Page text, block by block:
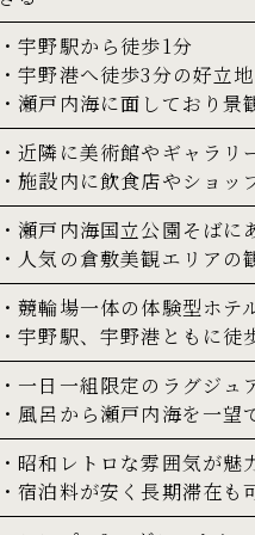
・宇野駅から徒歩1分
・宇野港へ徒歩3分の好立地
・瀬戸内海に面しており景
・近隣に美術館やギャラリ
・施設内に飲食店やショッ
・瀬戸内海国立公園そばに
・人気の倉敷美観エリアの
・競輪場一体の体験型ホテ
・宇野駅、宇野港ともに徒
・一日一組限定のラグジュ
・風呂から瀬戸内海を一望
・昭和レトロな雰囲気が魅
・宿泊料が安く長期滞在も